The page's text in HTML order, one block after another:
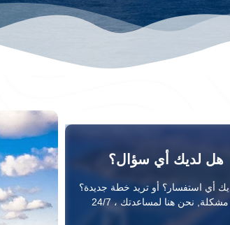
هل لديك أي سؤال؟
أي استفسار؟ أو تريد خطة جديدة؟